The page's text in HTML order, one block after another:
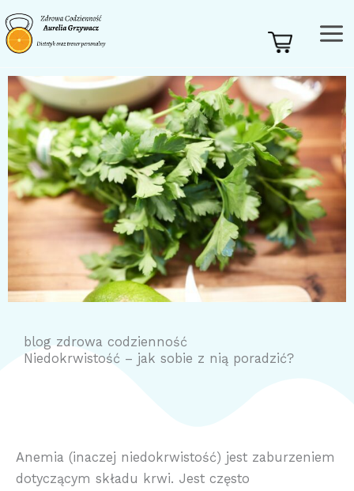
Przejdź
do
treści
blog zdrowa codzienność
Niedokrwistość – jak sobie z nią poradzić?
Anemia (inaczej niedokrwistość) jest zaburzeniem
dotyczącym składu krwi. Jest często